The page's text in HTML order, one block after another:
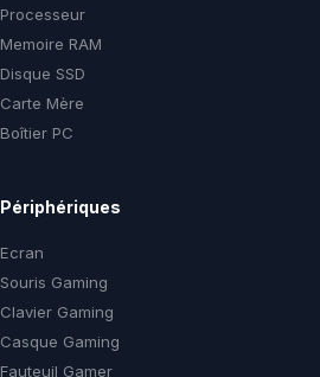
Processeur
Memoire RAM
Disque SSD
Carte Mère
Boîtier PC
Périphériques
Ecran
Souris Gaming
Clavier Gaming
Casque Gaming
Fauteuil Gamer